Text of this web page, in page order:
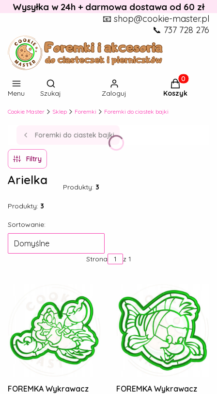
Wysyłka w 24h + darmowa dostawa od 60 zł
📧 shop@cookie-master.pl
📞 737 728 276
Menu
Otwórz wyszukiwarkę
Szukaj Zaloguj
Produkty w
Koszyk
Cookie Master Sklep Foremki Foremki do ciastek bajki
Foremki do ciastek bajki
Filtry
Arielka Produkty: 3
Produkty: 3
Lista produktów
Sortowanie:
Domyślne
Strona z 1
FOREMKA Wykrawacz
FOREMKA Wykrawacz